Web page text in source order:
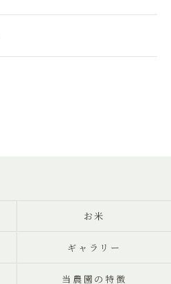
お米
ギャラリー
当農園の特徴